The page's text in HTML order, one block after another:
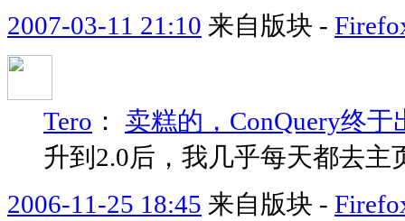
2007-03-11 21:10 来自版块 -
Tero ： 卖糕的，ConQuery终于
升到2.0后，我几乎每天都去
2006-11-25 18:45 来自版块 -